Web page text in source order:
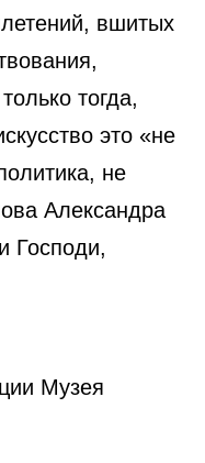
вшитых
тогда,
это «не
не
Александра
Господи,
Музея